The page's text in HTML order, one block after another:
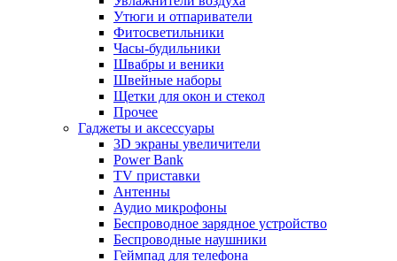
Утюги и отпариватели
Фитосветильники
Часы-будильники
Швабры и веники
Швейные наборы
Щетки для окон и стекол
Прочее
Гаджеты и аксессуары
3D экраны увеличители
Power Bank
TV приставки
Антенны
Аудио микрофоны
Беспроводное зарядное устройство
Беспроводные наушники
Геймпад для телефона